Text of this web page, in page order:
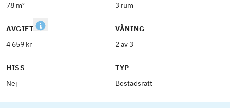
78 m²
3 rum
AVGIFT
4 659 kr
VÅNING
2 av 3
HISS
Nej
TYP
Bostadsrätt